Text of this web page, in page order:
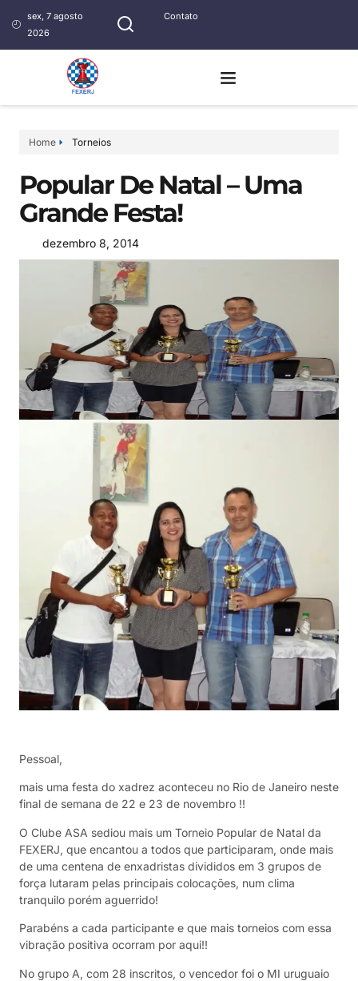
sex, 7 agosto
2026
Contato
Home Torneios
Popular De Natal – Uma
Grande Festa!
dezembro 8, 2014
Pessoal,
mais uma festa do xadrez aconteceu no Rio de Janeiro neste
final de semana de 22 e 23 de novembro !!
O Clube ASA sediou mais um Torneio Popular de Natal da
FEXERJ, que encantou a todos que participaram, onde mais
de uma centena de enxadristas divididos em 3 grupos de
força lutaram pelas principais colocações, num clima
tranquilo porém aguerrido!
Parabéns a cada participante e que mais torneios com essa
vibração positiva ocorram por aqui!!
No grupo A, com 28 inscritos, o vencedor foi o MI uruguaio